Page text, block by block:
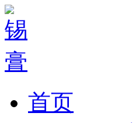
首页